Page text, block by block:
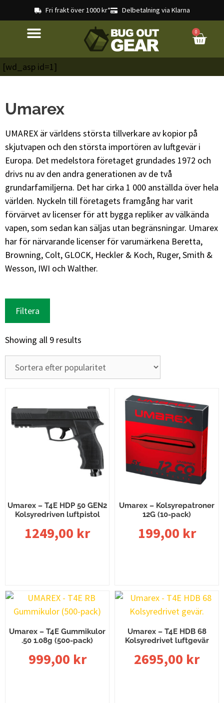
Fri frakt över 1000 kr* Delbetalning via Klarna
0
[wd_asp id=1]
Umarex
UMAREX är världens största tillverkare av kopior på
skjutvapen och den största importören av luftgevär i
Europa. Det medelstora företaget grundades 1972 och
drivs nu av den andra generationen av de två
grundarfamiljerna. Det har cirka 1 000 anställda över hela
världen. Nyckeln till företagets framgång har varit
förvärvet av licenser för att bygga repliker av välkända
vapen, som sedan kan säljas utan begränsningar. Umarex
har för närvarande licenser för varumärkena Beretta,
Browning, Colt, GLOCK, Heckler & Koch, Ruger, Smith &
Wesson, IWI och Walther.
Filtera
Showing all 9 results
Umarex – T4E HDP 50 GEN2
Kolsyredriven luftpistol
1249,00 kr
Umarex – Kolsyrepatroner
12G (10-pack)
199,00 kr
Umarex – T4E Gummikulor
.50 1.08g (500-pack)
999,00 kr
Umarex – T4E HDB 68
Kolsyredrivet luftgevär
2695,00 kr